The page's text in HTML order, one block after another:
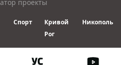
проекты
Спорт
Кривой
Рог
Никополь
Informator